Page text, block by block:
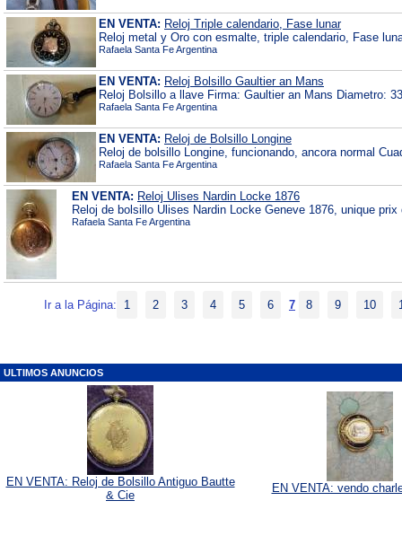
EN VENTA: Reloj Triple calendario, Fase lunar
Reloj metal y Oro con esmalte, triple calendario, Fase
Rafaela Santa Fe Argentina
EN VENTA: Reloj Bolsillo Gaultier an Mans
Reloj Bolsillo a llave Firma: Gaultier an Mans Diametro:
Rafaela Santa Fe Argentina
EN VENTA: Reloj de Bolsillo Longine
Reloj de bolsillo Longine, funcionando, ancora normal
Rafaela Santa Fe Argentina
EN VENTA: Reloj Ulises Nardin Locke 1876
Reloj de bolsillo Ulises Nardin Locke Geneve 1876, unique
Rafaela Santa Fe Argentina
Ir a la Página: 1 2 3 4 5 6 7 8 9 10
ULTIMOS ANUNCIOS
EN VENTA: Reloj de Bolsillo Antiguo Bautte
& Cie
EN VENTA: vendo